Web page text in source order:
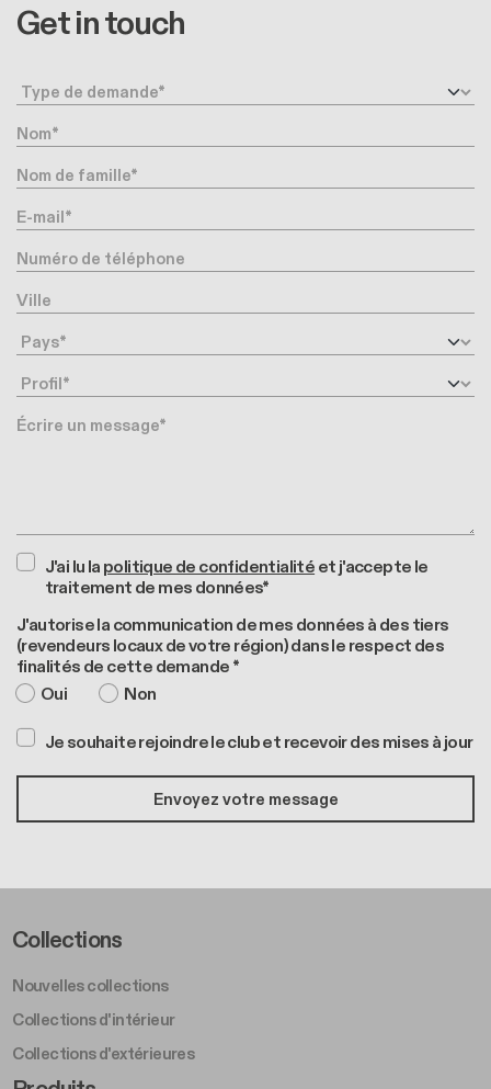
Get in touch
Type de demande
Nom
Nom de famille
E-mail
Numéro de téléphone
Ville
Pays
Profil
Message
J'ai lu lapolitique de confidentialitéet j'accepte le
traitement de mes données*
J'autorise la communication de mes données à des tiers
(revendeurs locaux de votre région) dans le respect des
finalités de cette demande *
Oui
Non
Je souhaite rejoindre le club et recevoir des mises à jour
Footer Left Middle A
Collections
Nouvelles collections
Collections d'intérieur
Collections d'extérieures